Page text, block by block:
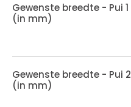
Gewenste breedte - Pui 1
(in mm)
Gewenste breedte - Pui 2
(in mm)